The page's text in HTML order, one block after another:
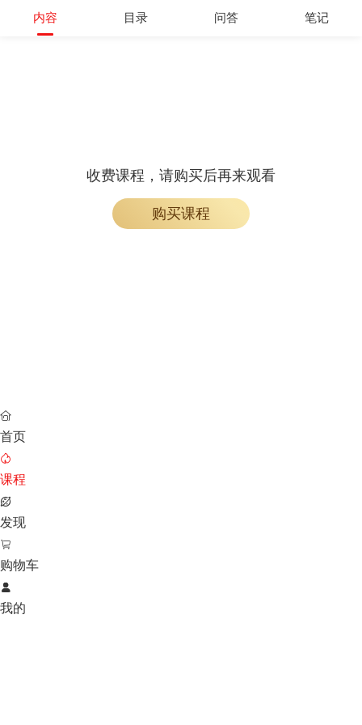
内容 目录 问答 笔记
收费课程，请购买后再来观看
购买课程

首页

课程

发现

购物车

我的